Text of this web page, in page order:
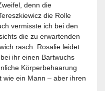
denn die
die Rolle
vermisste ich bei den
die zu erwartenden
rasch. Rosalie leidet
ihr einen Bartwuchs
Körperbehaarung
wie ein Mann – aber ihren